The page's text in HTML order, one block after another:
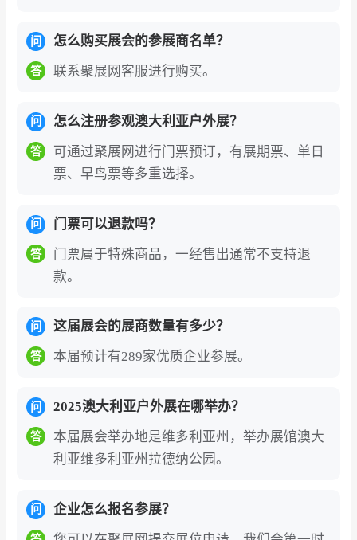
问 怎么购买展会的参展商名单？
答 联系聚展网客服进行购买。
问 怎么注册参观澳大利亚户外展？
答
可通过聚展网进行门票预订，有展期票、单日
票、早鸟票等多重选择。
问 门票可以退款吗？
答
门票属于特殊商品，一经售出通常不支持退
款。
问 这届展会的展商数量有多少？
答 本届预计有289家优质企业参展。
问 2025澳大利亚户外展在哪举办？
答
本届展会举办地是维多利亚州，举办展馆澳大
利亚维多利亚州拉德纳公园。
问 企业怎么报名参展？